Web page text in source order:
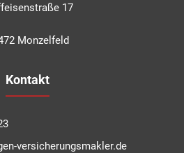
17
Monzelfeld
Kontakt
versicherungsmakler.de